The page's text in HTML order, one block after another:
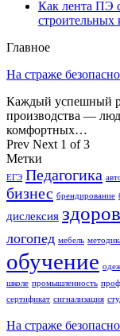
Как лента ПЭ
строительных
Главное
На страже
Каждый успешный
производства —
комфортных…
Prev Next 1 of 3
Метки
ЕГЭ Педагогика
бизнес брендирование
дислексия
логопед мебель
обучение
школе промышленность
сертификат сигнализация
На страже